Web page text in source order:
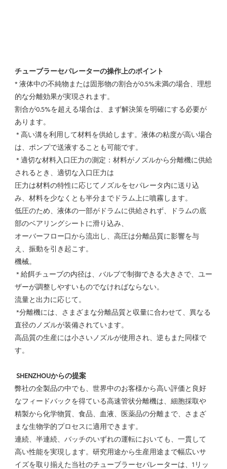
チューブラーセパレーターの操作上のポイント
* 液体中の不純物または固形物の割合が0.5%未満の場合、理想
的な分離効果が実現されます。
割合が0.5%を超える場合は、まず解決策を明確にする必要が
あります。
は、ポンプで送液することも可能です。
されるとき、適切な入口圧力は
圧力は材料の特性に応じてノズルをセパレータ内に送り込
み、材料を少なくとも半分までドラム上に噴霧します。
低圧のため、液体の一部がドラムに供給されず、ドラムの底
部のベアリングシートに滑り込み、
オーバーフロー口から流出し、高圧は分離品質に影響を与
え、振動を引き起こす。
機械。
ザーが調整しやすいものでなければならない。
流量と出力に応じて。
直径のノズルが装備されています。
高品質の生産には小さいノズルが使用され、逆もまた同様で
す。
SHENZHOUからの提案
弊社の全製品の中でも、世界中のお客様から高い評価と良好
なフィードバックを得ている高速管状分離機は、細胞採取や
精製から化学物質、食品、血液、医薬品の分離まで、さまざ
まな生物学的プロセスに適用できます。
連続、半連続、バッチのいずれの運転においても、一貫して
高い性能を実現します。研究用途から生産用途まで幅広いサ
イズを取り揃えた当社のチューブラーセパレーターは、1リッ